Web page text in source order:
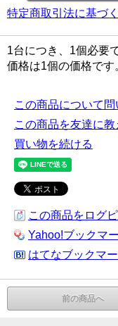
特定商取引法に基づ
1台につき、1個必要
価格は1個の価格です
この商品について問
この商品を友達に教
買い物を続ける
この商品をログ
Yahoo!ブックマ
はてなブックマ
前の商品へ